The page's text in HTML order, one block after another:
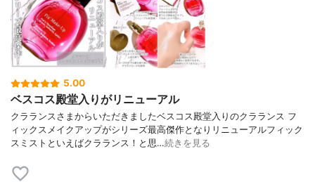
5.00
ベスコス殿堂入りがリニューアル
クラランスさまからいただきましたベスコス殿堂入りのクラランス フ
ィックスメイクアップがシリーズ最高傑作となりリニューアルフィック
スミストといえばクラランス！と思…続きを見る